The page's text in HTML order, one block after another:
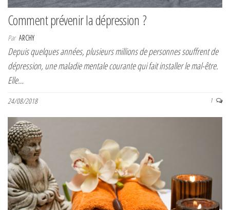
Comment prévenir la dépression ?
Par ARCHY
Depuis quelques années, plusieurs millions de personnes souffrent de
dépression, une maladie mentale courante qui fait installer le mal-être.
Elle…
24/08/2018 1